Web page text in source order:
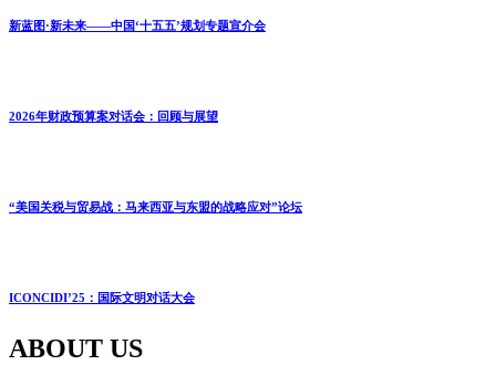
新蓝图·新未来——中国‘十五五’规划专题宣介会
2026年财政预算案对话会：回顾与展望
“美国关税与贸易战：马来西亚与东盟的战略应对”论坛
ICONCIDI’25：国际文明对话大会
ABOUT US